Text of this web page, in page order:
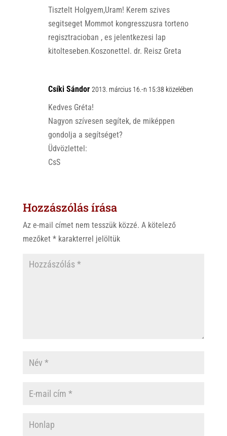
k
Tisztelt Holgyem,Uram! Kerem szives
segitseget Mommot kongresszusra torteno
regisztracioban , es jelentkezesi lap
kitolteseben.Koszonettel. dr. Reisz Greta
Csíki Sándor 2013. március 16.-n 15:38 közelében
Kedves Gréta!
Nagyon szívesen segítek, de miképpen
gondolja a segítséget?
Üdvözlettel:
CsS
Hozzászólás írása
Az e-mail címet nem tesszük közzé. A kötelező
mezőket *karakterrel jelöltük